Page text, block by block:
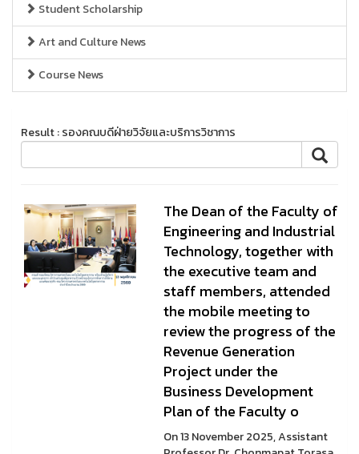
Student Scholarship
Art and Culture News
Course News
Result : รองคณบดีฝ่ายวิจัยและบริการวิชาการ
The Dean of the Faculty of
Engineering and Industrial
Technology, together with
the executive team and
staff members, attended
the mobile meeting to
review the progress of the
Revenue Generation
Project under the
Business Development
Plan of the Faculty o
On 13 November 2025, Assistant